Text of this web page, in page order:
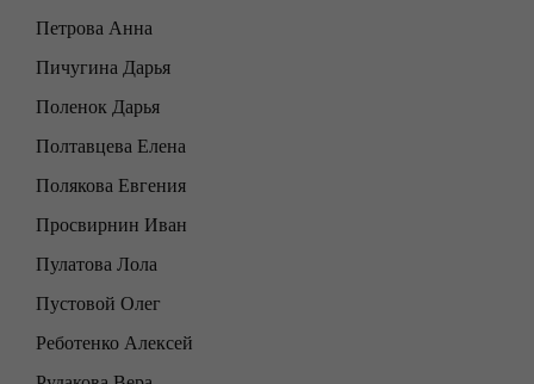
Петрова Анна
Пичугина Дарья
Поленок Дарья
Полтавцева Елена
Полякова Евгения
Просвирнин Иван
Пулатова Лола
Пустовой Олег
Реботенко Алексей